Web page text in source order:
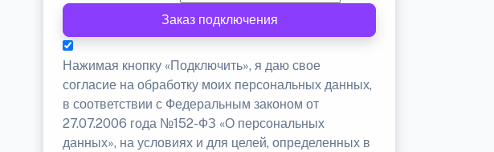
Заказ подключения
Нажимая кнопку «Подключить», я даю свое
согласие на обработку моих персональных данных,
в соответствии с Федеральным законом от
27.07.2006 года №152-ФЗ «О персональных
данных», на условиях и для целей, определенных в